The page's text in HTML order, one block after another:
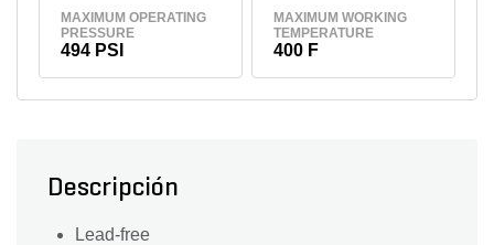
MAXIMUM OPERATING
PRESSURE
494 PSI
MAXIMUM WORKING
TEMPERATURE
400 F
Descripción
Lead-free